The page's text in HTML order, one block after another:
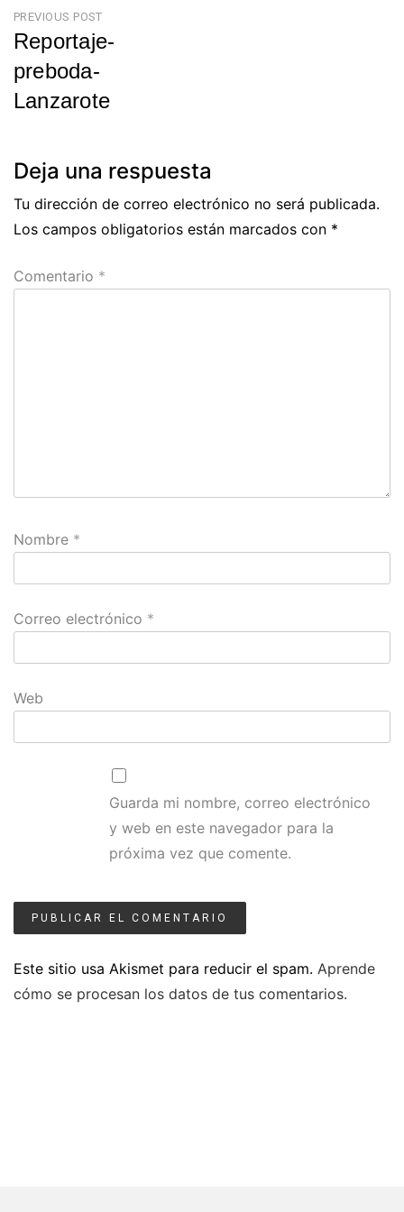
Navegación
de
entradas
PREVIOUS POST
Reportaje-
preboda-
Lanzarote
Deja una respuesta
Tu dirección de correo electrónico no será publicada.
Los campos obligatorios están marcados con *
Comentario *
Nombre *
Correo electrónico *
Web
Guarda mi nombre, correo electrónico
y web en este navegador para la
próxima vez que comente.
Este sitio usa Akismet para reducir el spam. Aprende
cómo se procesan los datos de tus comentarios.